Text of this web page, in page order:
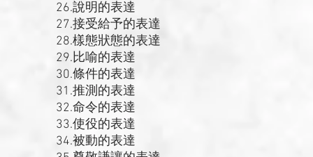
26.說明的表達
27.接受給予的表達
28.樣態狀態的表達
29.比喻的表達
30.條件的表達
31.推測的表達
32.命令的表達
33.使役的表達
34.被動的表達